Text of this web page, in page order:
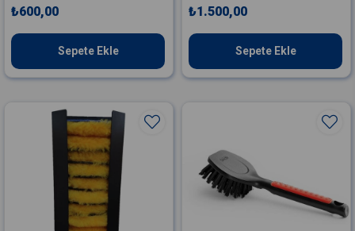
₺600,00
Sepete Ekle
₺1.500,00
Sepete Ekle